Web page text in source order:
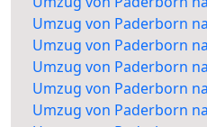
Umzug von Paderborn
Umzug von Paderborn
Umzug von Paderborn
Umzug von Paderborn
Umzug von Paderborn